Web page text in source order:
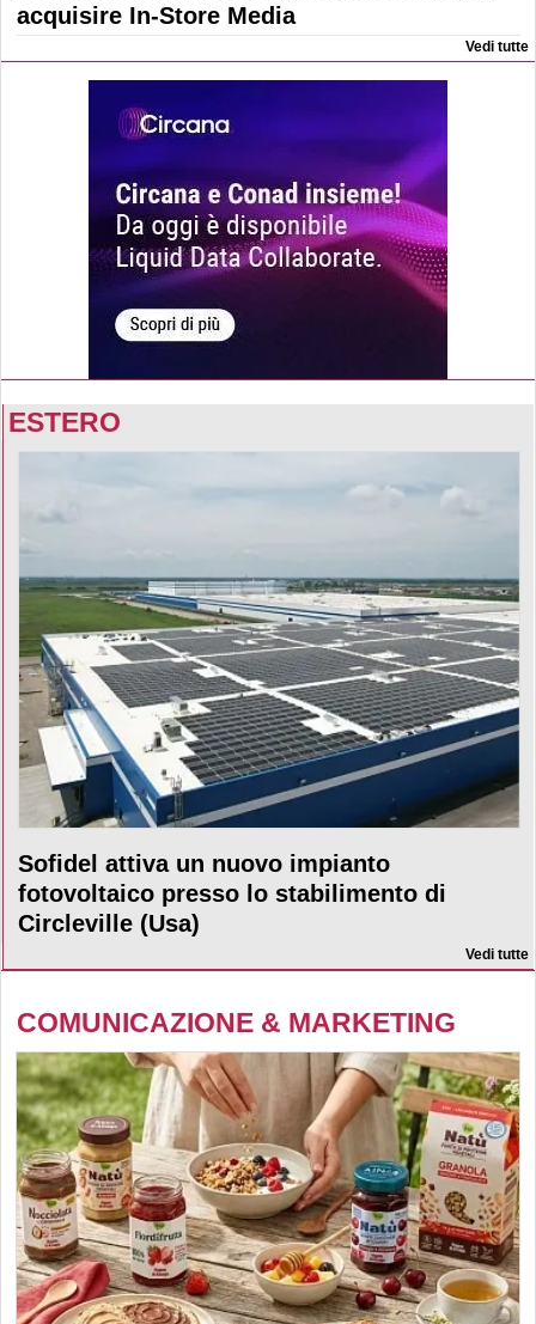
acquisire In-Store Media
Vedi tutte
ESTERO
Sofidel attiva un nuovo impianto
fotovoltaico presso lo stabilimento di
Circleville (Usa)
Vedi tutte
COMUNICAZIONE & MARKETING